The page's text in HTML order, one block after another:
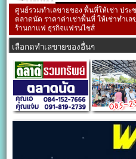
ศูนย์รวมทำเลขายของ พื้นที่ให้เช่า ปร
ตลาดนัด ราคาค่าเช่าพื้นที่ ให้เช่าทำเ
ร้านกาแฟ ธุรกิจแฟรนไชส์